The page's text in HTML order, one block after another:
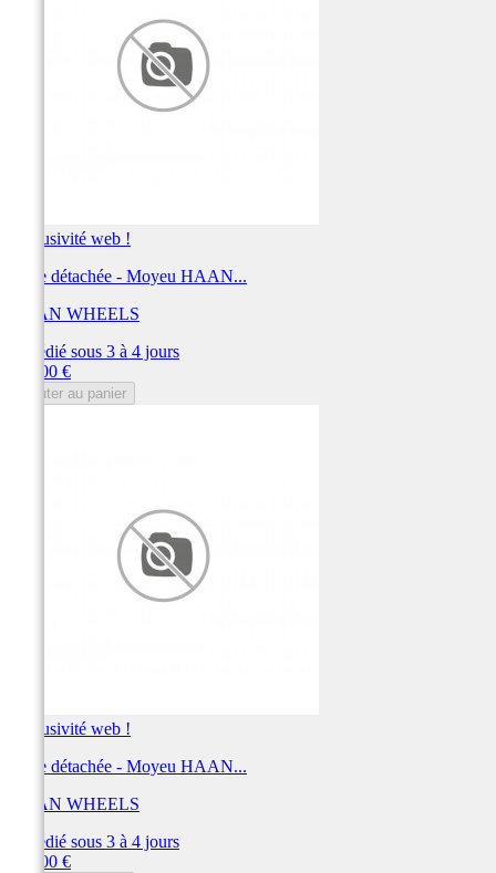
Exclusivité web !
Pièce détachée - Moyeu HAAN...
HAAN WHEELS
Expédié sous 3 à 4 jours
389,00 €
Ajouter au panier
Exclusivité web !
Pièce détachée - Moyeu HAAN...
HAAN WHEELS
Expédié sous 3 à 4 jours
389,00 €